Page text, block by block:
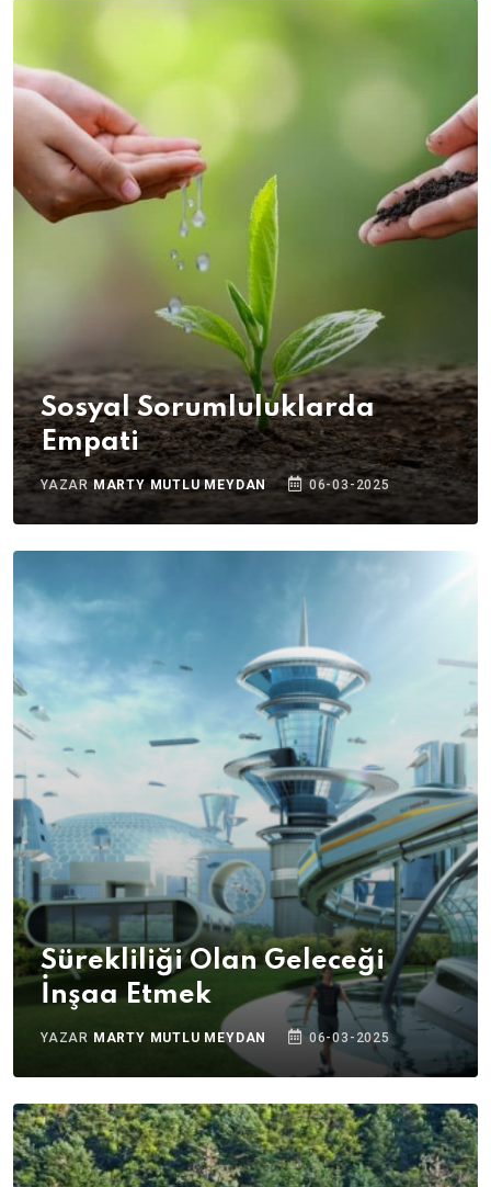
Sosyal Sorumluluklarda
Empati
YAZAR MARTY MUTLU MEYDAN 06-03-2025
Sürekliliği Olan Geleceği
İnşaa Etmek
YAZAR MARTY MUTLU MEYDAN 06-03-2025